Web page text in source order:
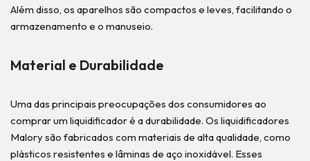
Além disso, os aparelhos são compactos e leves, facilitando o
armazenamento e o manuseio.
Material e Durabilidade
Uma das principais preocupações dos consumidores ao
comprar um liquidificador é a durabilidade. Os liquidificadores
Malory são fabricados com materiais de alta qualidade, como
plásticos resistentes e lâminas de aço inoxidável. Esses